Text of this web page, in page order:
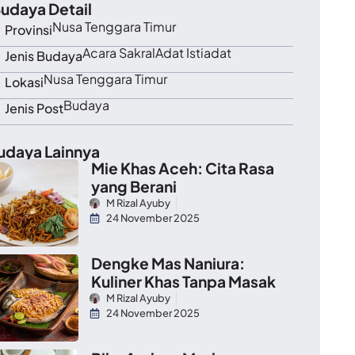
Detail
ProvinsiNusa Tenggara Timur
Jenis BudayaAcara SakralAdat Istiadat
LokasiNusa Tenggara Timur
Jenis PostBudaya
Lainnya
Mie Khas Aceh: Cita Rasa
yang Berani
M Rizal Ayuby
24 November 2025
Dengke Mas Naniura:
Kuliner Khas Tanpa Masak
M Rizal Ayuby
24 November 2025